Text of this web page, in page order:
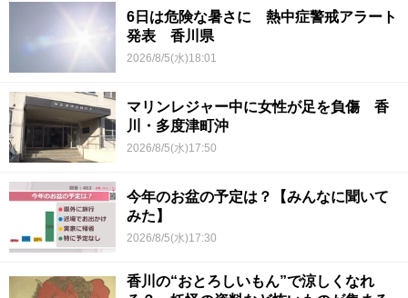
6日は危険な暑さに 熱中症警戒アラート
発表 香川県
2026/8/5(水)18:01
マリンレジャー中に女性が足を負傷 香
川・多度津町沖
2026/8/5(水)17:50
今年のお盆の予定は？【みんなに聞いて
みた】
2026/8/5(水)17:30
香川の“おとろしいもん”で涼しくなれ